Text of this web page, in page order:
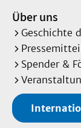
Über uns
Geschichte
Spender &